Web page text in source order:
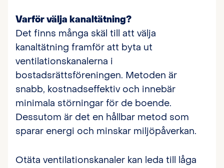
Varför välja kanaltätning?
Det finns många skäl till att välja
kanaltätning framför att byta ut
ventilationskanalerna i
bostadsrättsföreningen. Metoden är
snabb, kostnadseffektiv och innebär
minimala störningar för de boende.
Dessutom är det en hållbar metod som
sparar energi och minskar miljöpåverkan.
Otäta ventilationskanaler kan leda till låga